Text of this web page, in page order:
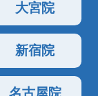
大宮院
新宿院